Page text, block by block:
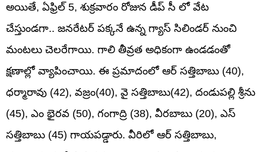
అయితే, ఏఫ్రిల్ 5, శుక్రవారం రోజున డీప్ సీ లో వేట
చేస్తుండగా.. జనరేటర్ పక్కనే ఉన్న గ్యాస్ సిలిండర్ నుంచి
మంటలు చెలరేగాయి. గాలి తీవ్రత అధికంగా ఉండడంతో
క్షణాల్లో వ్యాపించాయి. ఈ ప్రమాదంలో ఆర్ సత్తిబాబు (40),
ధర్మారావు (42), వజ్రం(40), వై సత్తిబాబు(42), దండుపల్లి శ్రీను
(45), ఎం భైరవ (50), గంగాద్రి (38), వీరబాబు (20), ఎస్
సత్తిబాబు (45) గాయపడ్డారు. వీరిలో ఆర్ సత్తిబాబు,